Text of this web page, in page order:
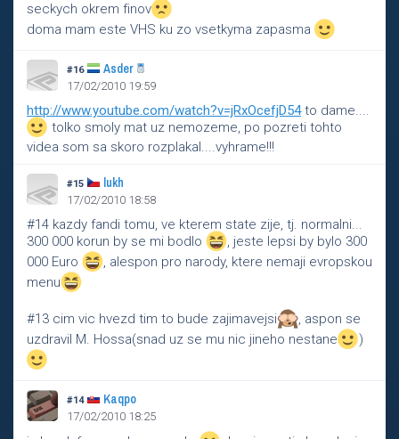
seckych okrem finov
doma mam este VHS ku zo vsetkyma zapasma
#16 Asder
17/02/2010 19:59
http://www.youtube.com/watch?v=jRxOcefjD54to dame....
tolko smoly mat uz nemozeme, po pozreti tohto
videa som sa skoro rozplakal....vyhrame!!!
#15 lukh
17/02/2010 18:58
#14 kazdy fandi tomu, ve kterem state zije, tj. normalni...
300 000 korun by se mi bodlo
, jeste lepsi by bylo 300
000 Euro
, alespon pro narody, ktere nemaji evropskou
menu
#13 cim vic hvezd tim to bude zajimavejsi
, aspon se
uzdravil M. Hossa(snad uz se mu nic jineho nestane
)
#14 Kaqpo
17/02/2010 18:25